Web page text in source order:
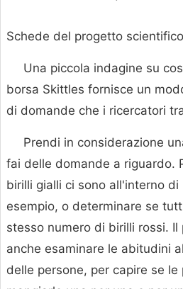
Schede del progetto
Una piccola indagine su
borsa Skittles fornisce un
di domande che i ricercatori
Prendi in considerazione
fai delle domande a riguardo.
birilli gialli ci sono all'interno di
esempio, o determinare se
stesso numero di birilli rossi.
anche esaminare le abitudini
delle persone, per capire se